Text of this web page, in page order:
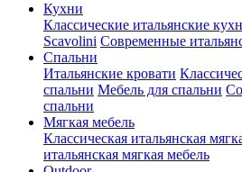
Кухни
Классические итальянские
Scavolini Современные
Спальни
Итальянские кровати
спальни Мебель для спальни
спальни
Мягкая мебель
Классическая итальянская
итальянская мягкая мебель